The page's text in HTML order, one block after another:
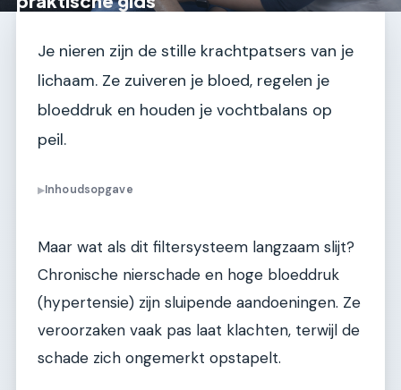
Je nieren zijn de stille krachtpatsers van je
lichaam. Ze zuiveren je bloed, regelen je
bloeddruk en houden je vochtbalans op
peil.
▶Inhoudsopgave
Maar wat als dit filtersysteem langzaam slijt?
Chronische nierschade en hoge bloeddruk
(hypertensie) zijn sluipende aandoeningen. Ze
veroorzaken vaak pas laat klachten, terwijl de
schade zich ongemerkt opstapelt.